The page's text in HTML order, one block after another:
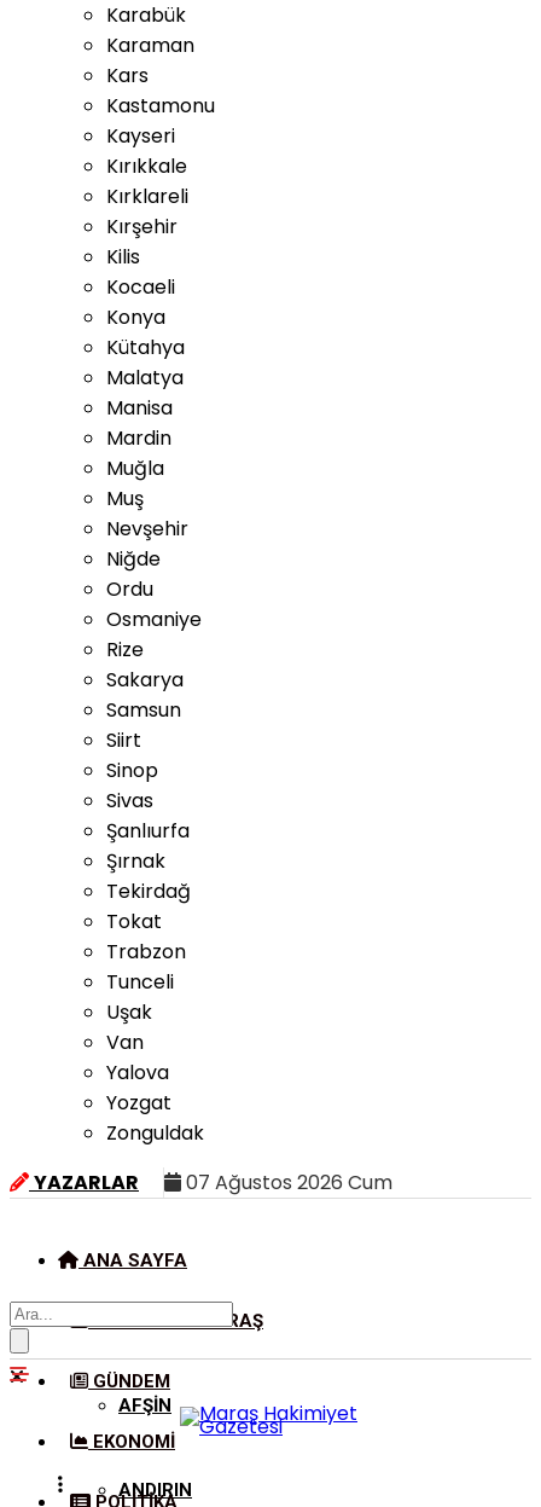
Karabük
Karaman
Kars
Kastamonu
Kayseri
Kırıkkale
Kırklareli
Kırşehir
Kilis
Kocaeli
Konya
Kütahya
Malatya
Manisa
Mardin
Muğla
Muş
Nevşehir
Niğde
Ordu
Osmaniye
Rize
Sakarya
Samsun
Siirt
Sinop
Sivas
Şanlıurfa
Şırnak
Tekirdağ
Tokat
Trabzon
Tunceli
Uşak
Van
Yalova
Yozgat
Zonguldak
YAZARLAR
07 Ağustos 2026 Cum
ANA SAYFA
KAHRAMANMARAŞ
AFŞIN
ANDIRIN
GÜNDEM
EKONOMI
POLITIKA